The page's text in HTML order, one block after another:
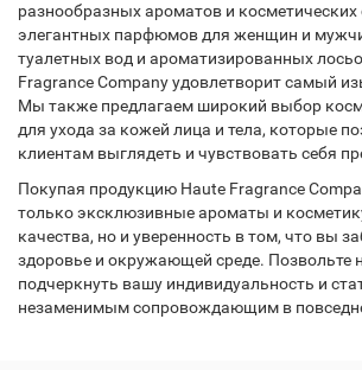
разнообразных ароматов и косметических
элегантных парфюмов для женщин и
туалетных вод и ароматизированных
Fragrance Company удовлетворит самый
Мы также предлагаем широкий выбор
для ухода за кожей лица и тела, которые
клиентам выглядеть и чувствовать себя
Покупая продукцию Haute Fragrance
только эксклюзивные ароматы и
качества, но и уверенность в том, что вы
здоровье и окружающей среде.
подчеркнуть вашу индивидуальность и
незаменимым сопровождающим в